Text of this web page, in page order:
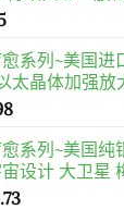
系列~美国
太晶体加强放
系列~美国
设计 大卫星